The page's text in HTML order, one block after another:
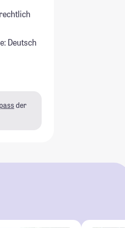
Deutsch
der